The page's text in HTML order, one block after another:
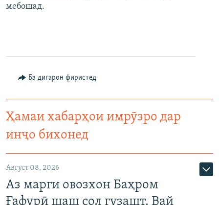
мебошад.
Ба дигарон фиристед
Ҳамаи хабарҳои имрӯзро дар
инҷо бихонед
Август 08, 2026
Аз марги овозхон Баҳром
Ғафурӣ шаш сол гузашт. Вай